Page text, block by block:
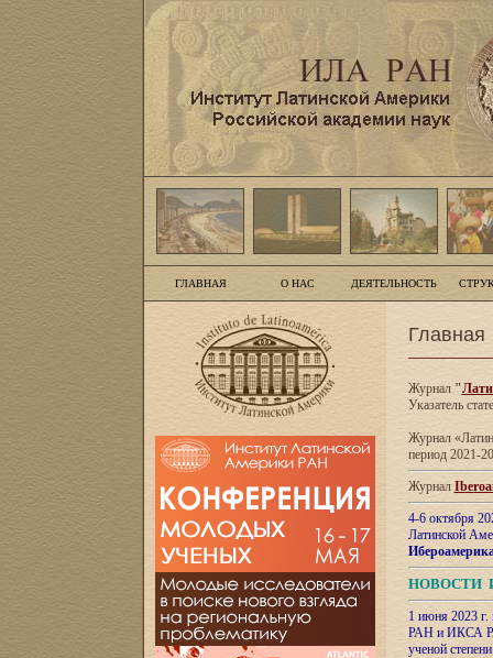
ГЛАВНАЯ О НАС ДЕЯТЕЛЬНОСТЬ
Главная
Журнал"
Указатель
Журнал
период 2021-
Журнал
4-6 октября
Латинской
НОВОСТИ
1 июня 2023
РАН и ИКСА
ученой